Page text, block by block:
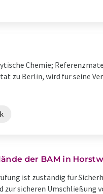
Chemie;
zu Berlin, wird für seine
der BAM in
ist zuständig für
sicheren Umschließung